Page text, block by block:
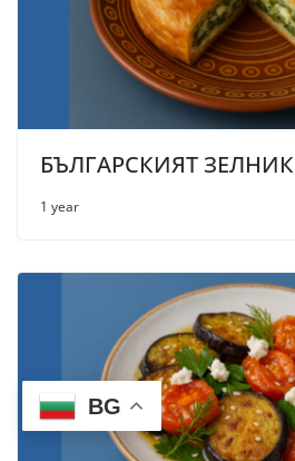
БЪЛГАРСКИЯТ ЗЕЛНИК
1 year
BG